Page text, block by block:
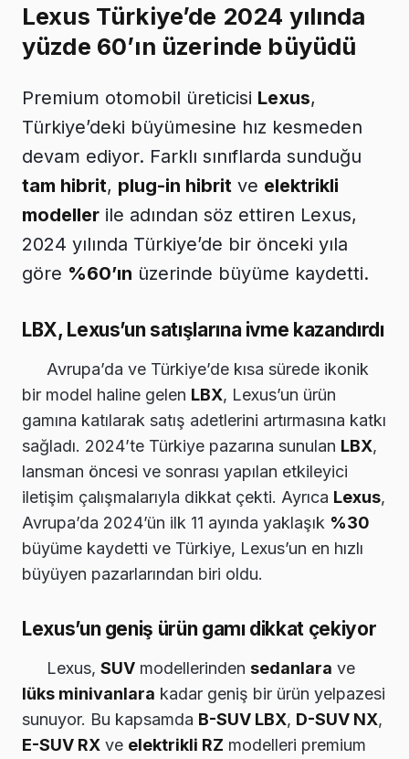
Lexus Türkiye’de 2024 yılında
yüzde 60’ın üzerinde büyüdü
Premium otomobil üreticisi Lexus,
Türkiye’deki büyümesine hız kesmeden
devam ediyor. Farklı sınıflarda sunduğu
tam hibrit, plug-in hibrit ve elektrikli
modeller ile adından söz ettiren Lexus,
2024 yılında Türkiye’de bir önceki yıla
göre %60’ın üzerinde büyüme kaydetti.
LBX, Lexus’un satışlarına ivme kazandırdı
Avrupa’da ve Türkiye’de kısa sürede ikonik
bir model haline gelen LBX, Lexus’un ürün
gamına katılarak satış adetlerini artırmasına katkı
sağladı. 2024’te Türkiye pazarına sunulan LBX,
lansman öncesi ve sonrası yapılan etkileyici
iletişim çalışmalarıyla dikkat çekti. Ayrıca Lexus,
Avrupa’da 2024’ün ilk 11 ayında yaklaşık %30
büyüme kaydetti ve Türkiye, Lexus’un en hızlı
büyüyen pazarlarından biri oldu.
Lexus’un geniş ürün gamı dikkat çekiyor
Lexus, SUV modellerinden sedanlara ve
lüks minivanlara kadar geniş bir ürün yelpazesi
sunuyor. Bu kapsamda B-SUV LBX, D-SUV NX,
E-SUV RX ve elektrikli RZ modelleri premium